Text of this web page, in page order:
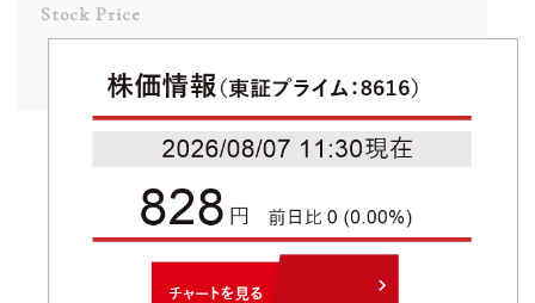
Stock Price